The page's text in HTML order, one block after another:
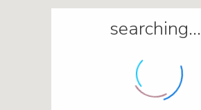
searching...